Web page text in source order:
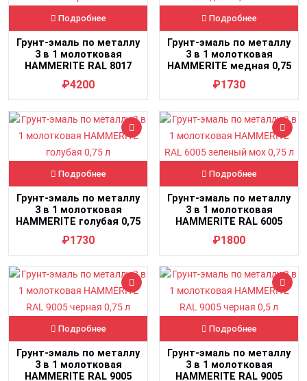
Подробнее
Грунт-эмаль по металлу
3 в 1 молотковая
HAMMERITE RAL 8017
коричневая 2 л
₽4200
Подробнее
Грунт-эмаль по металлу
3 в 1 молотковая
HAMMERITE медная 0,75
л
₽1730
Подробнее
Грунт-эмаль по металлу
3 в 1 молотковая
HAMMERITE голубая 0,75
л
₽1730
Подробнее
Грунт-эмаль по металлу
3 в 1 молотковая
HAMMERITE RAL 6005
зеленый мох 0,75 л
₽1800
Подробнее
Грунт-эмаль по металлу
3 в 1 молотковая
HAMMERITE RAL 9005
Подробнее
Грунт-эмаль по металлу
3 в 1 молотковая
HAMMERITE RAL 9005